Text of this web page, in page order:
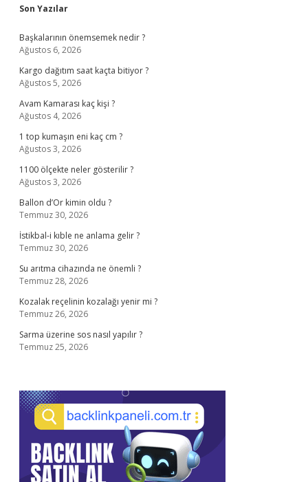
Sidebar
Son Yazılar
Başkalarının önemsemek nedir ?
Ağustos 6, 2026
Kargo dağıtım saat kaçta bitiyor ?
Ağustos 5, 2026
Avam Kamarası kaç kişi ?
Ağustos 4, 2026
1 top kumaşın eni kaç cm ?
Ağustos 3, 2026
1100 ölçekte neler gösterilir ?
Ağustos 3, 2026
Ballon d’Or kimin oldu ?
Temmuz 30, 2026
İstikbal-i kıble ne anlama gelir ?
Temmuz 30, 2026
Su arıtma cihazında ne önemli ?
Temmuz 28, 2026
Kozalak reçelinin kozalağı yenir mi ?
Temmuz 26, 2026
Sarma üzerine sos nasıl yapılır ?
Temmuz 25, 2026